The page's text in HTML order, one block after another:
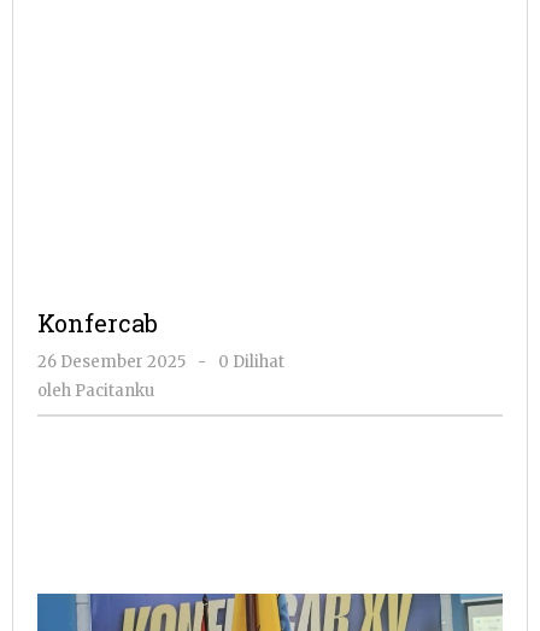
Konfercab
26 Desember 2025
oleh
-
0 Dilihat
oleh Pacitanku